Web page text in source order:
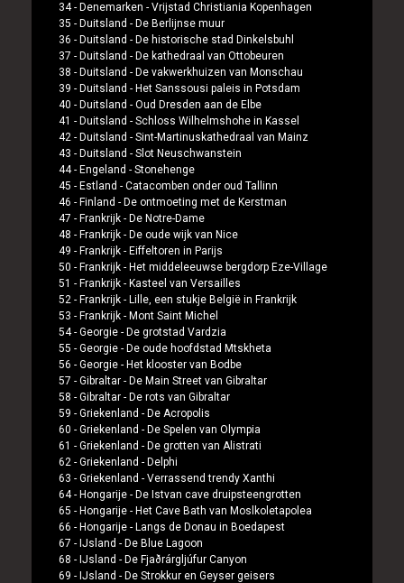
34 - Denemarken - Vrijstad Christiania Kopenhagen
35 - Duitsland - De Berlijnse muur
36 - Duitsland - De historische stad Dinkelsbuhl
37 - Duitsland - De kathedraal van Ottobeuren
38 - Duitsland - De vakwerkhuizen van Monschau
39 - Duitsland - Het Sanssousi paleis in Potsdam
40 - Duitsland - Oud Dresden aan de Elbe
41 - Duitsland - Schloss Wilhelmshohe in Kassel
42 - Duitsland - Sint-Martinuskathedraal van Mainz
43 - Duitsland - Slot Neuschwanstein
44 - Engeland - Stonehenge
45 - Estland - Catacomben onder oud Tallinn
46 - Finland - De ontmoeting met de Kerstman
47 - Frankrijk - De Notre-Dame
48 - Frankrijk - De oude wijk van Nice
49 - Frankrijk - Eiffeltoren in Parijs
50 - Frankrijk - Het middeleeuwse bergdorp Eze-Village
51 - Frankrijk - Kasteel van Versailles
52 - Frankrijk - Lille, een stukje België in Frankrijk
53 - Frankrijk - Mont Saint Michel
54 - Georgie - De grotstad Vardzia
55 - Georgie - De oude hoofdstad Mtskheta
56 - Georgie - Het klooster van Bodbe
57 - Gibraltar - De Main Street van Gibraltar
58 - Gibraltar - De rots van Gibraltar
59 - Griekenland - De Acropolis
60 - Griekenland - De Spelen van Olympia
61 - Griekenland - De grotten van Alistrati
62 - Griekenland - Delphi
63 - Griekenland - Verrassend trendy Xanthi
64 - Hongarije - De Istvan cave druipsteengrotten
65 - Hongarije - Het Cave Bath van Moslkoletapolea
66 - Hongarije - Langs de Donau in Boedapest
67 - IJsland - De Blue Lagoon
68 - IJsland - De Fjaðrárgljúfur Canyon
69 - IJsland - De Strokkur en Geyser geisers